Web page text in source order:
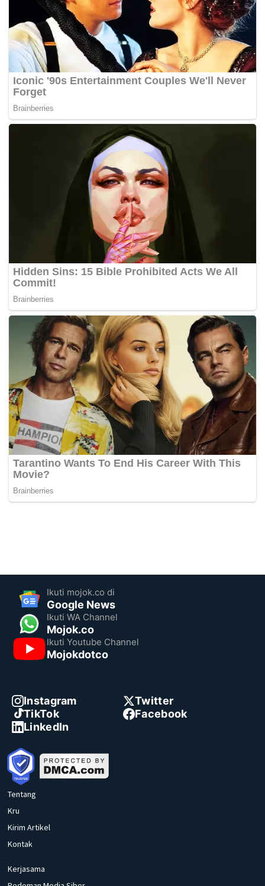
Ikuti mojok.co di
Google News
Ikuti WA Channel
Mojok.co
Ikuti Youtube Channel
Mojokdotco
Instagram
Twitter
TikTok
Facebook
LinkedIn
Tentang
Kru
Kirim Artikel
Kontak
Kerjasama